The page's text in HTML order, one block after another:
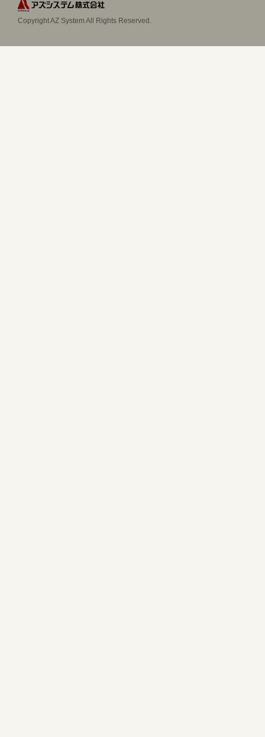
Copyright AZ System All Rights Reserved.